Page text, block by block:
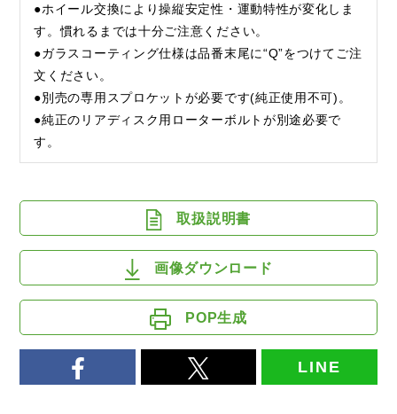
●ホイール交換により操縦安定性・運動特性が変化しま
す。慣れるまでは十分ご注意ください。
●ガラスコーティング仕様は品番末尾に“Q”をつけてご注
文ください。
●別売の専用スプロケットが必要です(純正使用不可)。
●純正のリアディスク用ローターボルトが別途必要で
す。
取扱説明書
画像ダウンロード
POP生成
LINE